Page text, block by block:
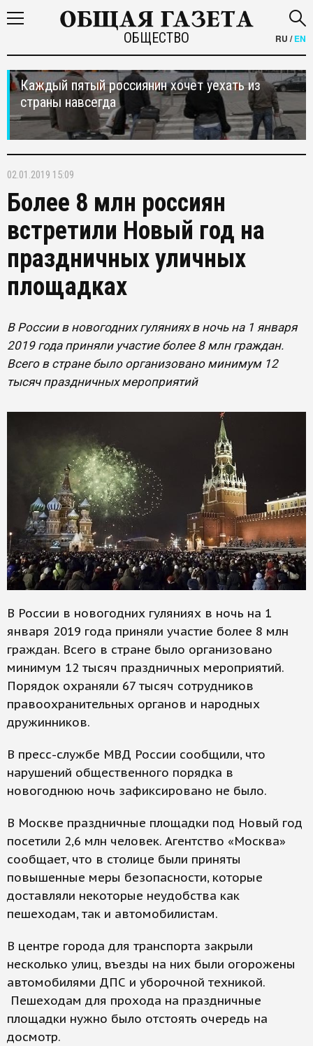
ОБЩЕСТВО RU /EN
Каждый пятый россиянин хочет уехать из
страны навсегда
02.01.2019 15:09
Более 8 млн россиян
встретили Новый год на
праздничных уличных
площадках
В России в новогодних гуляниях в ночь на 1 января
2019 года приняли участие более 8 млн граждан.
Всего в стране было организовано минимум 12
тысяч праздничных мероприятий
В России в новогодних гуляниях в ночь на 1
января 2019 года приняли участие более 8 млн
граждан. Всего в стране было организовано
минимум 12 тысяч праздничных мероприятий.
Порядок охраняли 67 тысяч сотрудников
правоохранительных органов и народных
дружинников.
В пресс-службе МВД России сообщили, что
нарушений общественного порядка в
новогоднюю ночь зафиксировано не было.
В Москве праздничные площадки под Новый год
посетили 2,6 млн человек. Агентство «Москва»
сообщает, что в столице были приняты
повышенные меры безопасности, которые
доставляли некоторые неудобства как
пешеходам, так и автомобилистам.
В центре города для транспорта закрыли
несколько улиц, въезды на них были огорожены
автомобилями ДПС и уборочной техникой.
Пешеходам для прохода на праздничные
площадки нужно было отстоять очередь на
досмотр.